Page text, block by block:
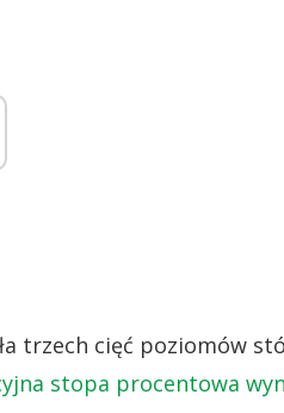
trzech cięć poziomów
stopa procentowa